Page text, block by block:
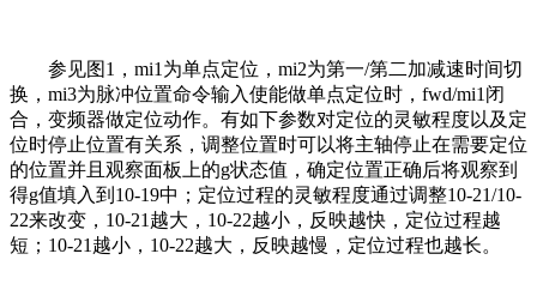
参见图1，mi1为单点定位，mi2为第一/第二加减速时间切
换，mi3为脉冲位置命令输入使能做单点定位时，fwd/mi1闭
合，变频器做定位动作。有如下参数对定位的灵敏程度以及定
位时停止位置有关系，调整位置时可以将主轴停止在需要定位
的位置并且观察面板上的g状态值，确定位置正确后将观察到
得g值填入到10-19中；定位过程的灵敏程度通过调整10-21/10-
22来改变，10-21越大，10-22越小，反映越快，定位过程越
短；10-21越小，10-22越大，反映越慢，定位过程也越长。